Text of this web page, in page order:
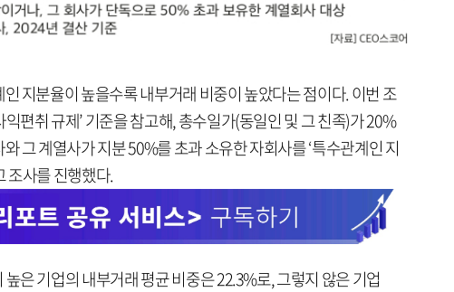
지분율이 높을수록 내부거래 비중이 높았다는 점이다. 이번 조
편취 규제’ 기준을 참고해, 총수일가(동일인 및 그 친족)가 20%
그 계열사가 지분 50%를 초과 소유한 자회사를 ‘특수관계인 지
조사를 진행했다.
은 기업의 내부거래 평균 비중은 22.3%로, 그렇지 않은 기업